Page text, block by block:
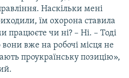
Наскільки мені
їм охорона ставила
працюєте чи ні? – Ні. – Тоді
вже на робочі місця не
проукраїнську позицію»,